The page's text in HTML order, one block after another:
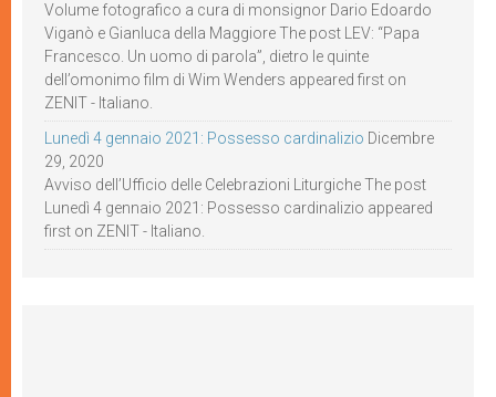
Volume fotografico a cura di monsignor Dario Edoardo
Viganò e Gianluca della Maggiore The post LEV: “Papa
Francesco. Un uomo di parola”, dietro le quinte
dell’omonimo film di Wim Wenders appeared first on
ZENIT - Italiano.
Lunedì 4 gennaio 2021: Possesso cardinalizio Dicembre
29, 2020
Avviso dell’Ufficio delle Celebrazioni Liturgiche The post
Lunedì 4 gennaio 2021: Possesso cardinalizio appeared
first on ZENIT - Italiano.